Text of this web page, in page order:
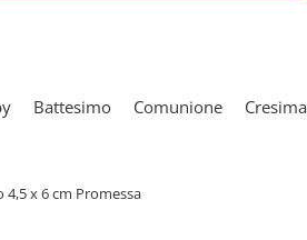
Battesimo Comunione Cresima
x 6 cm Promessa